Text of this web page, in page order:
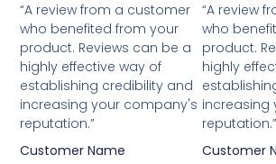
5
van
5
“A review from a customer
who benefited from your
product. Reviews can be a
highly effective way of
establishing credibility and
increasing your company's
reputation.”
Customer Name
“A review
who
product.
highly
increasing
reputation.”
Customer